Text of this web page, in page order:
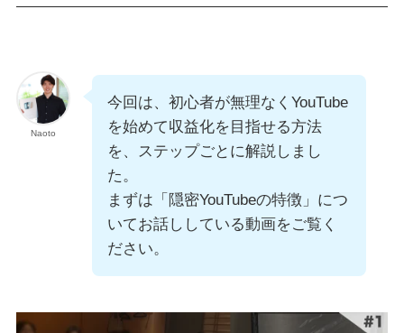
Naoto
今回は、初心者が無理なくYouTube
を始めて収益化を目指せる方法
を、ステップごとに解説しまし
た。
まずは「隠密YouTubeの特徴」につ
いてお話ししている動画をご覧く
ださい。